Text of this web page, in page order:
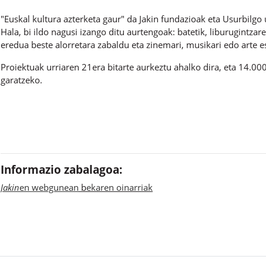
"Euskal kultura azterketa gaur" da Jakin fundazioak eta
Hala, bi ildo nagusi izango ditu aurtengoak: batetik,
eredua beste alorretara zabaldu eta zinemari, musikari edo arte
Proiektuak urriaren 21era bitarte aurkeztu ahalko dira, eta
garatzeko.
Informazio zabalagoa:
Jakinen webgunean bekaren oinarriak